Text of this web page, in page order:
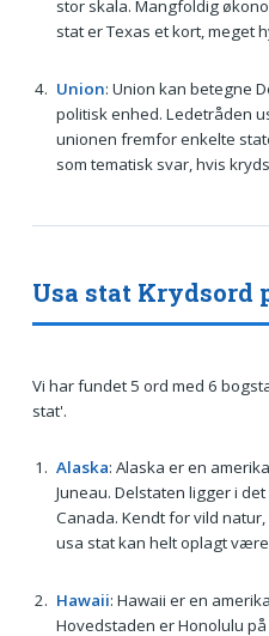
stor skala. Mangfoldig
stat er Texas et kort, meget
Union: Union kan betegne
politisk enhed. Ledetråden
unionen fremfor enkelte
som tematisk svar, hvis
Usa stat Krydsord
Vi har fundet 5 ord med 6
stat'.
Alaska: Alaska er en
Juneau. Delstaten ligger i
Canada. Kendt for vild
usa stat kan helt oplagt
Hawaii: Hawaii er en
Hovedstaden er Honolulu